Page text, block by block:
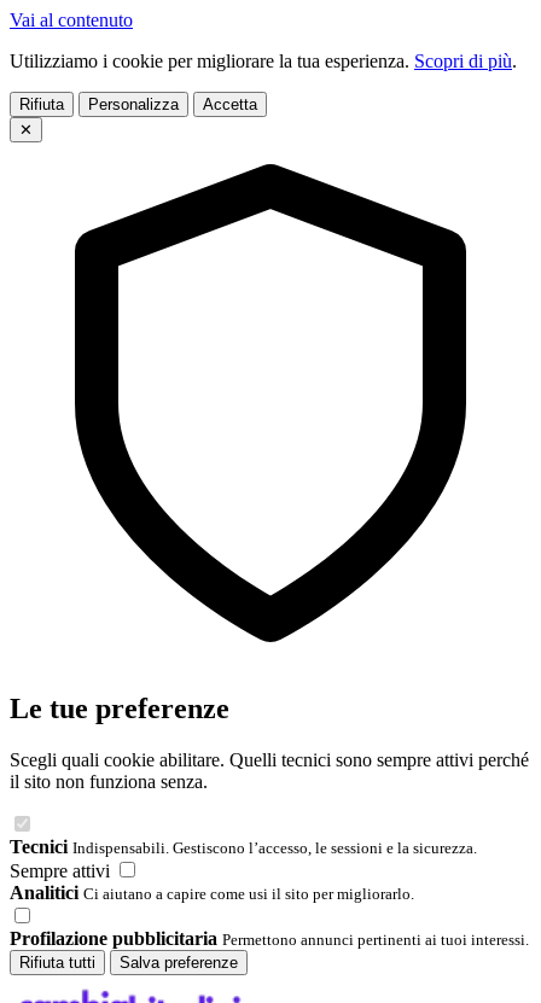
Vai al contenuto
Utilizziamo i cookie per migliorare la tua esperienza. Scopri di più.
Rifiuta Personalizza
Accetta
✕
Le tue preferenze
Scegli quali cookie abilitare. Quelli tecnici sono sempre attivi perché
il sito non funziona senza.
Tecnici Indispensabili. Gestiscono l’accesso, le sessioni e la sicurezza.
Sempre attivi
Analitici Ci aiutano a capire come usi il sito per migliorarlo.
Profilazione pubblicitaria Permettono annunci pertinenti ai tuoi interessi.
Rifiuta tutti
Salva preferenze